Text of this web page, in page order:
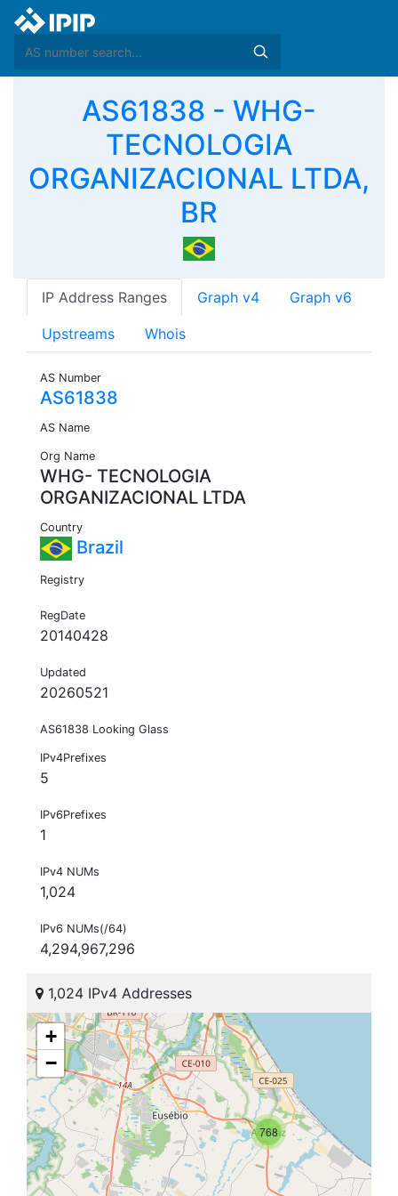
AS61838 - WHG-
TECNOLOGIA
ORGANIZACIONAL LTDA,
BR
IP Address Ranges Graph v4 Graph v6
Upstreams Whois
AS Number
AS61838
AS Name
Org Name
WHG- TECNOLOGIA
ORGANIZACIONAL LTDA
Country
Brazil
Registry
RegDate
20140428
Updated
20260521
AS61838 Looking Glass
IPv4Prefixes
5
IPv6Prefixes
1
IPv4 NUMs
1,024
IPv6 NUMs(/64)
4,294,967,296
1,024 IPv4 Addresses
768
+
−